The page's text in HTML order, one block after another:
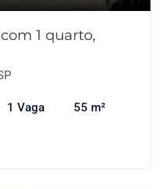
1 quarto,
1 Vaga 55 m²